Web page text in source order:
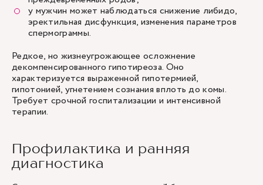
у мужчин может наблюдаться снижение либидо,
эректильная дисфункция, изменения параметров
спермограммы.
Редкое, но жизнеугрожающее осложнение
декомпенсированного гипотиреоза. Оно
характеризуется выраженной гипотермией,
гипотонией, угнетением сознания вплоть до комы.
Требует срочной госпитализации и интенсивной
терапии.
Профилактика и ранняя
диагностика